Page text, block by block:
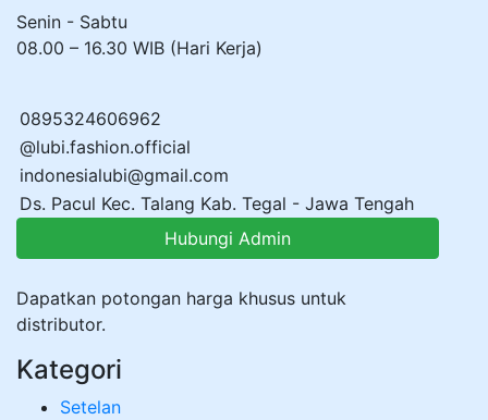
Senin - Sabtu
08.00 – 16.30 WIB (Hari Kerja)
0895324606962
@lubi.fashion.official
indonesialubi@gmail.com
Ds. Pacul Kec. Talang Kab. Tegal - Jawa Tengah
Hubungi Admin
Dapatkan potongan harga khusus untuk
distributor.
Kategori
Setelan